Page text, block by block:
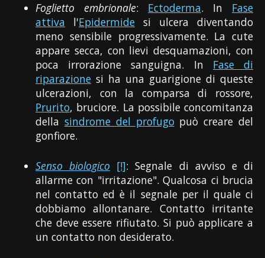
Foglietto embrionale: Ectoderma. In Fase
attiva l'Epidermide si ulcera diventando
meno sensibile progressivamente. La cute
appare secca, con lievi desquamazioni, con
poca irrorazione sanguigna. In Fase di
riparazione si ha una guarigione di queste
ulcerazioni, con la comparsa di rossore,
Prurito, bruciore. La possibile concomitanza
della sindrome del profugopuò creare del
gonfiore.
Senso biologico [!]: Segnale di avviso e di
allarme con "irritazione". Qualcosa ci brucia
nel contatto ed è il segnale per il quale ci
dobbiamo allontanare. Contatto irritante
che deve essere rifiutato. Si può applicare a
un contatto non desiderato.